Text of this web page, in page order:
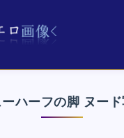
ハーフの脚 ヌー